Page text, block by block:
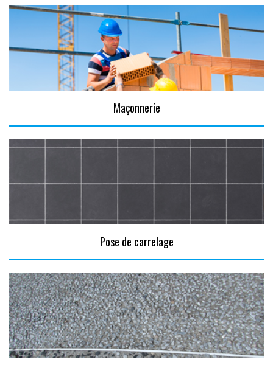
Maçonnerie
Pose de carrelage